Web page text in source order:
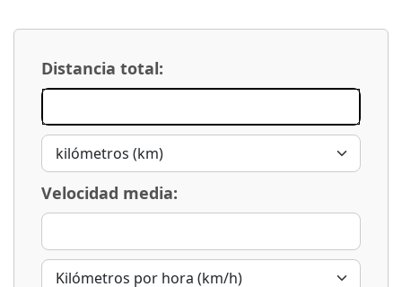
Distancia total:
Velocidad media: